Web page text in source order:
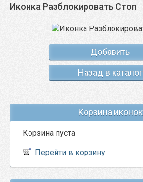
Иконка Разблокировать Стоп
Добавить
Назад в каталог
Корзина иконок
Корзина пуста
Перейти в корзину